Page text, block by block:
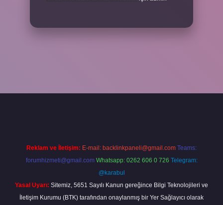
Reklam ve İletişim: E-mail: backlinkpaneli@gmail.com Teams:
forumhizmeti@gmail.com Whatsapp: 0262 606 0 726 Telegram:
@karabul
Yasal Uyarı: Sitemiz, 5651 Sayılı Kanun gereğince Bilgi Teknolojileri ve
İletişim Kurumu (BTK) tarafından onaylanmış bir Yer Sağlayıcı olarak